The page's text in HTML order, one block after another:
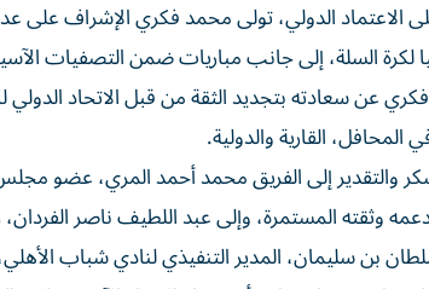
الاعتماد الدولي، تولى محمد فكري الإشراف على
السلة، إلى جانب مباريات ضمن التصفيات
عن سعادته بتجديد الثقة من قبل الاتحاد الدولي
القارية والدولية.
والتقدير إلى الفريق محمد أحمد المري، عضو
وثقته المستمرة، وإلى عبد اللطيف ناصر
بن سليمان، المدير التنفيذي لنادي شباب